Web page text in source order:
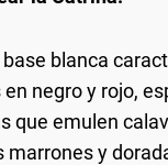
blanca
negro y rojo,
que emulen
marrones y